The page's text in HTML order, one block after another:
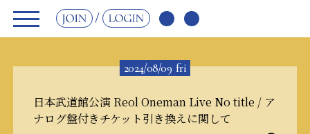
JOIN LOGIN
2024/08/09 fri
日本武道館公演 Reol Oneman Live No title / ア
ナログ盤付きチケット引き換えに関して